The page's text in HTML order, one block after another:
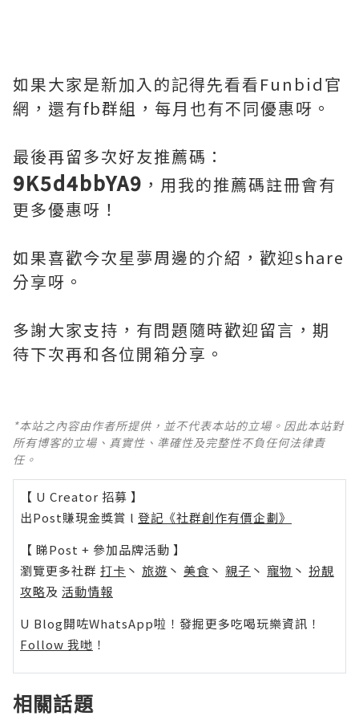
如果大家是新加入的記得先看看Funbid官
網，還有fb群組，每月也有不同優惠呀。
最後再留多次好友推薦碼：
9K5d4bbYA9 ，用我的推薦碼註冊會有
更多優惠呀！
如果喜歡今次星夢周邊的介紹，歡迎share
分享呀。
多謝大家支持，有問題隨時歡迎留言，期
待下次再和各位開箱分享。
*本站之內容由作者所提供，並不代表本站的立場。因此本站對
所有博客的立場、真實性、準確性及完整性不負任何法律責
任。
【 U Creator 招募 】
出Post賺現金獎賞 l 登記《社群創作有價企劃》
【 睇Post + 參加品牌活動 】
瀏覽更多社群 打卡 丶 旅遊 丶 美食 丶 親子 丶 寵物 丶 扮靚
攻略及 活動情報
U Blog開咗WhatsApp啦！發掘更多吃喝玩樂資訊！
Follow 我哋 ！
相關話題